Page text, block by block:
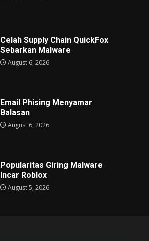
Celah Supply Chain QuickFox
Sebarkan Malware
August 6, 2026
Email Phising Menyamar
Balasan
August 6, 2026
Popularitas Giring Malware
Incar Roblox
August 5, 2026